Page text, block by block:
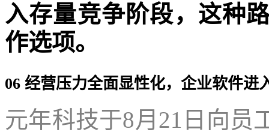
入存量竞争阶段，这种
作选项。
06 经营压力全面显性化，企业软件进
元年科技于8月21日向员